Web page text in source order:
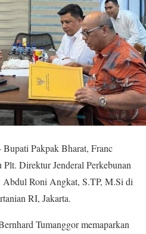
Pakpak Bharat, Franc
Direktur Jenderal Perkebunan
Abdul Roni Angkat, S.TP, M.Si di
RI, Jakarta.
Tumanggor memaparkan